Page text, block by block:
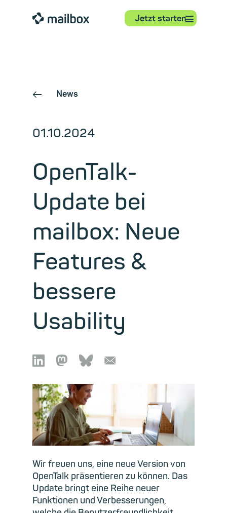
mailbox Jetzt starten⋮
← News
01.10.2024
OpenTalk-
Update bei
mailbox: Neue
Features &
bessere
Usability
 🦣︎ 🦋︎ 📧︎
Wir freuen uns, eine neue Version von
OpenTalk präsentieren zu können. Das
Update bringt eine Reihe neuer
Funktionen und Verbesserungen,